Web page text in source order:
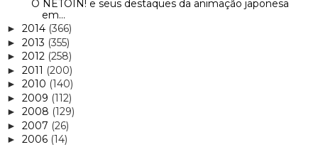
O NETOIN! e seus destaques da animação japonesa
em...
► 2014 (366)
► 2013 (355)
► 2012 (258)
► 2011 (200)
► 2010 (140)
► 2009 (112)
► 2008 (129)
► 2007 (26)
► 2006 (14)